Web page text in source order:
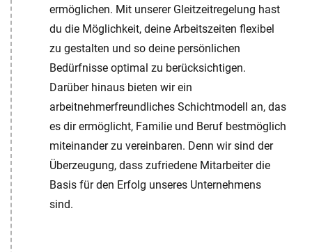
ermöglichen. Mit unserer Gleitzeitregelung hast
du die Möglichkeit, deine Arbeitszeiten flexibel
zu gestalten und so deine persönlichen
Bedürfnisse optimal zu berücksichtigen.
Darüber hinaus bieten wir ein
arbeitnehmerfreundliches Schichtmodell an, das
es dir ermöglicht, Familie und Beruf bestmöglich
miteinander zu vereinbaren. Denn wir sind der
Überzeugung, dass zufriedene Mitarbeiter die
Basis für den Erfolg unseres Unternehmens
sind.